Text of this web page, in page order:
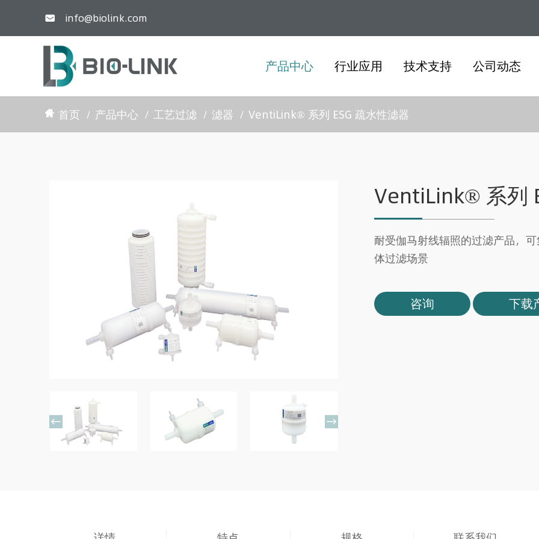
 info@biolink.com
产品中心 行业应用 技术支持 公司动态
首页 产品中心 工艺过滤 滤器 VentiLink® 系列 ESG 疏水性滤器
 
VentiLink® 系列
耐受伽马射线辐照的过滤产品，
体过滤场景
咨询 下载